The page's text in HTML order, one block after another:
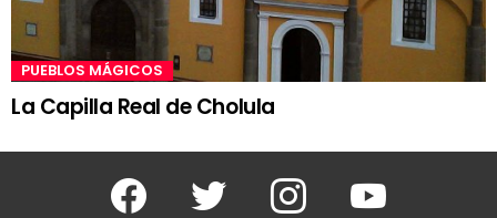
PUEBLOS MÁGICOS
La Capilla Real de Cholula
Facebook Twitter Instagram